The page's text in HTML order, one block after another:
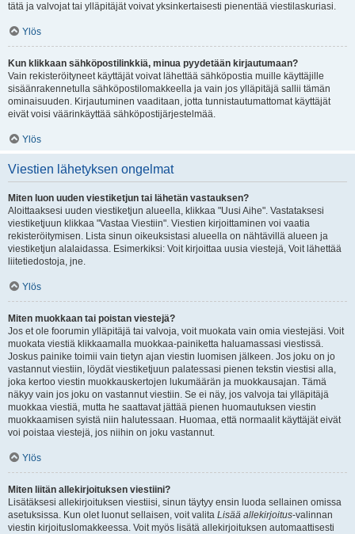
tätä ja valvojat tai ylläpitäjät voivat yksinkertaisesti pienentää viestilaskuriasi.
Ylös
Kun klikkaan sähköpostilinkkiä, minua pyydetään kirjautumaan?
Vain rekisteröityneet käyttäjät voivat lähettää sähköpostia muille käyttäjille
sisäänrakennetulla sähköpostilomakkeella ja vain jos ylläpitäjä sallii tämän
ominaisuuden. Kirjautuminen vaaditaan, jotta tunnistautumattomat käyttäjät
eivät voisi väärinkäyttää sähköpostijärjestelmää.
Ylös
Viestien lähetyksen ongelmat
Miten luon uuden viestiketjun tai lähetän vastauksen?
Aloittaaksesi uuden viestiketjun alueella, klikkaa "Uusi Aihe". Vastataksesi
viestiketjuun klikkaa "Vastaa Viestiin". Viestien kirjoittaminen voi vaatia
rekisteröitymisen. Lista sinun oikeuksistasi alueella on nähtävillä alueen ja
viestiketjun alalaidassa. Esimerkiksi: Voit kirjoittaa uusia viestejä, Voit lähettää
liitetiedostoja, jne.
Ylös
Miten muokkaan tai poistan viestejä?
Jos et ole foorumin ylläpitäjä tai valvoja, voit muokata vain omia viestejäsi. Voit
muokata viestiä klikkaamalla muokkaa-painiketta haluamassasi viestissä.
Joskus painike toimii vain tietyn ajan viestin luomisen jälkeen. Jos joku on jo
vastannut viestiin, löydät viestiketjuun palatessasi pienen tekstin viestisi alla,
joka kertoo viestin muokkauskertojen lukumäärän ja muokkausajan. Tämä
näkyy vain jos joku on vastannut viestiin. Se ei näy, jos valvoja tai ylläpitäjä
muokkaa viestiä, mutta he saattavat jättää pienen huomautuksen viestin
muokkaamisen syistä niin halutessaan. Huomaa, että normaalit käyttäjät eivät
voi poistaa viestejä, jos niihin on joku vastannut.
Ylös
Miten liitän allekirjoituksen viestiini?
Lisätäksesi allekirjoituksen viestiisi, sinun täytyy ensin luoda sellainen omissa
asetuksissa. Kun olet luonut sellaisen, voit valita Lisää allekirjoitus-valinnan
viestin kirjoituslomakkeessa. Voit myös lisätä allekirjoituksen automaattisesti